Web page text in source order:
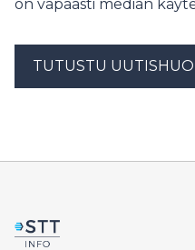
on vapaasti median
TUTUSTU